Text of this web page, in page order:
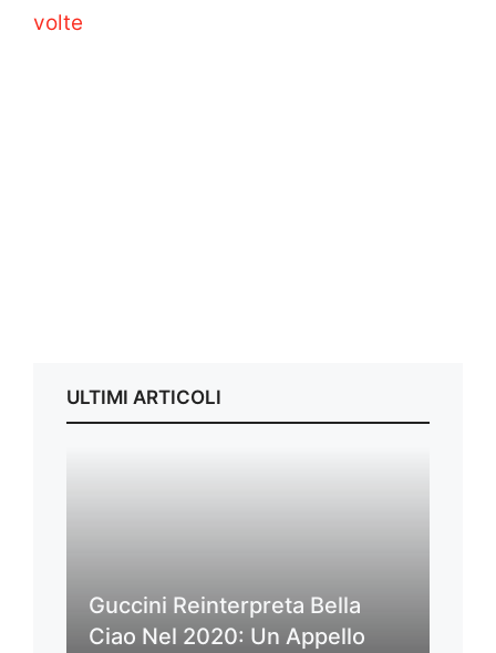
volte
ULTIMI ARTICOLI
Guccini Reinterpreta Bella
Ciao Nel 2020: Un Appello